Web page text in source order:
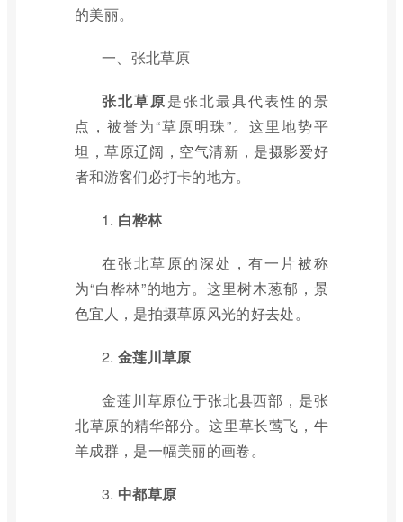
的美丽。
一、张北草原
张北草原是张北最具代表性的景
点，被誉为“草原明珠”。这里地势平
坦，草原辽阔，空气清新，是摄影爱好
者和游客们必打卡的地方。
1. 白桦林
在张北草原的深处，有一片被称
为“白桦林”的地方。这里树木葱郁，景
色宜人，是拍摄草原风光的好去处。
2. 金莲川草原
金莲川草原位于张北县西部，是张
北草原的精华部分。这里草长莺飞，牛
羊成群，是一幅美丽的画卷。
3. 中都草原